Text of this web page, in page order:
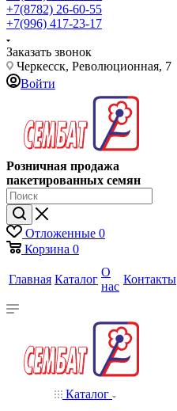
+7(8782) 26-60-55
+7(996) 417-23-17
Заказать звонок
Черкесск, Революционная, 7
Войти
Розничная продажа
пакетированных семян
Отложенные 0
Корзина 0
Главная Каталог
О
нас
Контакты
Каталог